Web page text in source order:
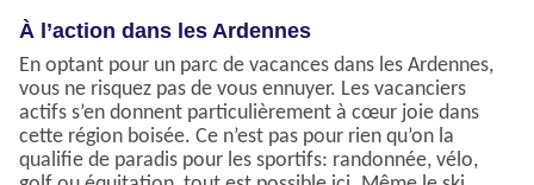
À l’action dans les Ardennes
En optant pour un parc de vacances dans les Ardennes,
vous ne risquez pas de vous ennuyer. Les vacanciers
actifs s’en donnent particulièrement à cœur joie dans
cette région boisée. Ce n’est pas pour rien qu’on la
qualifie de paradis pour les sportifs: randonnée, vélo,